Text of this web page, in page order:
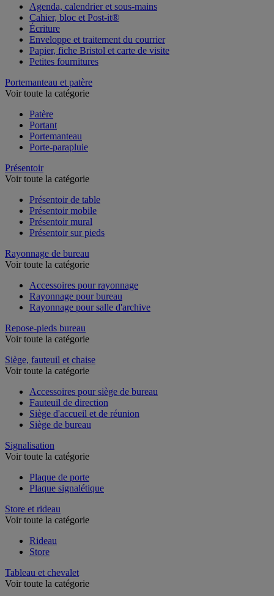
Agenda, calendrier et sous-mains
Cahier, bloc et Post-it®
Écriture
Enveloppe et traitement du courrier
Papier, fiche Bristol et carte de visite
Petites fournitures
Portemanteau et patère
Voir toute la catégorie
Patère
Portant
Portemanteau
Porte-parapluie
Présentoir
Voir toute la catégorie
Présentoir de table
Présentoir mobile
Présentoir mural
Présentoir sur pieds
Rayonnage de bureau
Voir toute la catégorie
Accessoires pour rayonnage
Rayonnage pour bureau
Rayonnage pour salle d'archive
Repose-pieds bureau
Voir toute la catégorie
Siège, fauteuil et chaise
Voir toute la catégorie
Accessoires pour siège de bureau
Fauteuil de direction
Siège d'accueil et de réunion
Siège de bureau
Signalisation
Voir toute la catégorie
Plaque de porte
Plaque signalétique
Store et rideau
Voir toute la catégorie
Rideau
Store
Tableau et chevalet
Voir toute la catégorie